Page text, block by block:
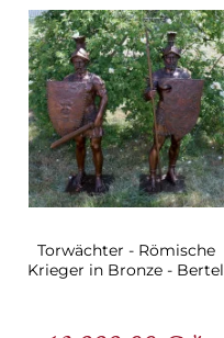
Torwächter - Römische
Krieger in Bronze - Bertel